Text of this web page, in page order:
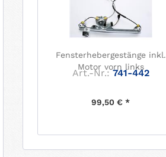
Fensterhebergestänge inkl.
Motor vorn links
Art.-Nr.: 741-442
99,50 € *